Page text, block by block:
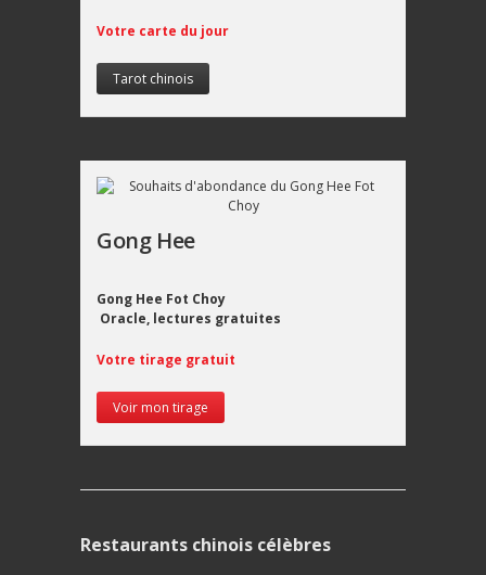
Votre carte du jour
Tarot chinois
Gong Hee
Gong Hee Fot Choy
Oracle, lectures gratuites
Votre tirage gratuit
Voir mon tirage
Restaurants chinois célèbres